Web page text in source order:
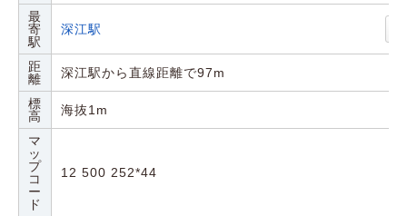
最
寄
駅
深江駅
距
離
深江駅から直線距離で97m
標
高
海抜1m
マ
ッ
プ
コ
ー
ド
12 500 252*44